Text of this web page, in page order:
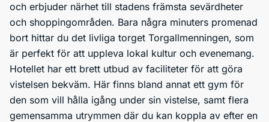
och erbjuder närhet till stadens främsta sevärdheter
och shoppingområden. Bara några minuters promenad
bort hittar du det livliga torget Torgallmenningen, som
är perfekt för att uppleva lokal kultur och evenemang.
Hotellet har ett brett utbud av faciliteter för att göra
vistelsen bekväm. Här finns bland annat ett gym för
den som vill hålla igång under sin vistelse, samt flera
gemensamma utrymmen där du kan koppla av efter en